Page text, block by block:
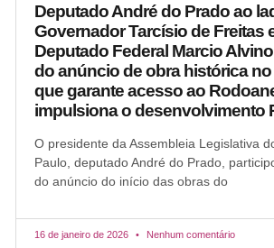
Deputado André do Prado ao
Governador Tarcísio de Freitas
Deputado Federal Marcio
do anúncio de obra histórica no
que garante acesso ao
impulsiona o desenvolvimento
O presidente da Assembleia Legislativa
Paulo, deputado André do Prado,
do anúncio do início das obras do
16 de janeiro de 2026 Nenhum comentário